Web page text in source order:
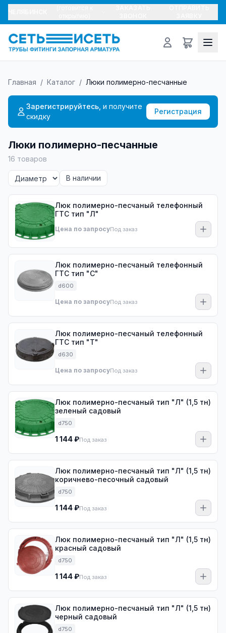
Главная / Каталог / Люки полимерно-песчанные
Зарегистрируйтесь, и получите
скидку
Регистрация
Люки полимерно-песчанные
16 товаров
В наличии
Люк полимерно-песчаный телефонный
ГТС тип "Л"
Цена по запросуПод заказ
Люк полимерно-песчаный телефонный
ГТС тип "С"
d600
Цена по запросуПод заказ
Люк полимерно-песчаный телефонный
ГТС тип "Т"
d630
Цена по запросуПод заказ
Люк полимерно-песчаный тип "Л" (1,5 тн)
зеленый садовый
d750
1 144 ₽Под заказ
Люк полимерно-песчаный тип "Л" (1,5 тн)
коричнево-песочный садовый
d750
1 144 ₽Под заказ
Люк полимерно-песчаный тип "Л" (1,5 тн)
красный садовый
d750
1 144 ₽Под заказ
Люк полимерно-песчаный тип "Л" (1,5 тн)
черный садовый
d750